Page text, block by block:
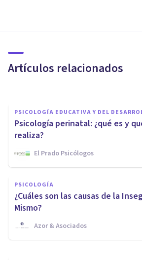
Artículos relacionados
los niños
PSICOLOGÍA EDUCATIVA Y DEL
Psicología perinatal: ¿qué es y
realiza?
El Prado Psicólogos
PSICOLOGÍA
¿Cuáles son las causas de la
Mismo?
Azor & Asociados
¿Qué es la Evitación
de la Demanda?
Esther Tomás Ruiz